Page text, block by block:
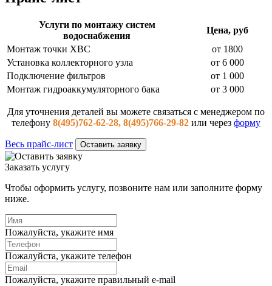
Услуги по монтажу систем
водоснабжения
Цена, руб
Монтаж точки ХВС
от 1800
Установка коллекторного узла
от 6 000
Подключение фильтров
от 1 000
Монтаж гидроаккумуляторного бака
от 3 000
Для уточнения деталей вы можете связаться с менеджером по
телефону 8(495)762-62-28, 8(495)766-29-82 или через форму
Весь прайс-лист Оставить заявку
Заказать услугу
Чтобы оформить услугу, позвоните нам или заполните форму
ниже.
Пожалуйста, укажите имя
Пожалуйста, укажите телефон
Пожалуйста, укажите правильный e-mail